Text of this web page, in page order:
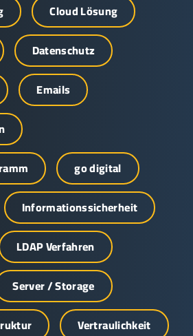
Cloud Lösung
Datenschutz
Emails
go digital
Informationssicherheit
LDAP Verfahren
Server / Storage
Vertraulichkeit